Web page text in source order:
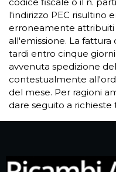
l'indirizzo PEC risultino
erroneamente attribuiti
all'emissione. La fattura
tardi entro cinque
avvenuta spedizione
contestualmente
del mese. Per ragioni
dare seguito a richieste